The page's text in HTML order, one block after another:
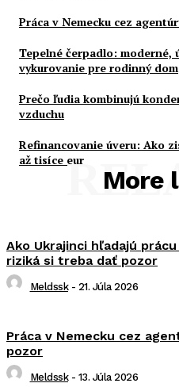
Práca v Nemecku cez
Tepelné čerpadlo: moderné,
vykurovanie pre rodinný dom
Prečo ľudia kombinujú
vzduchu
Refinancovanie úveru: Ako
až tisíce eur
More
Ako Ukrajinci hľadajú
riziká si treba dať pozor
Meldssk - 21. Júla 2026
Práca v Nemecku cez
pozor
Meldssk - 13. Júla 2026